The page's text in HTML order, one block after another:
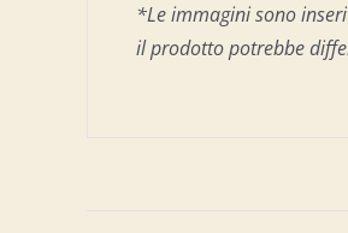
*Le immagini sono
il prodotto potrebbe